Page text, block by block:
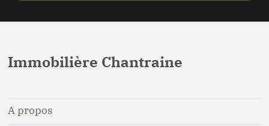
Immobilière Chantraine
A propos